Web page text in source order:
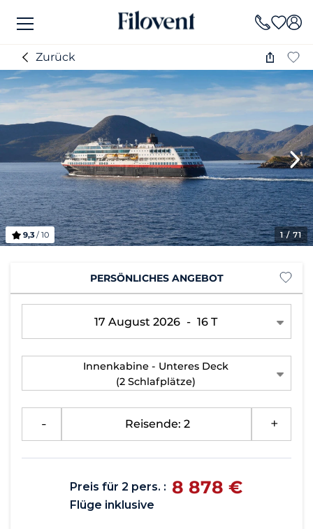
Zurück
1/ 71
9,3/ 10
PERSÖNLICHES ANGEBOT
17 August 2026 - 16 T
Innenkabine - Unteres Deck
(2 Schlafplätze)
Reisende: 2
Preis für 2 pers. : 8 878 €
Flüge inklusive